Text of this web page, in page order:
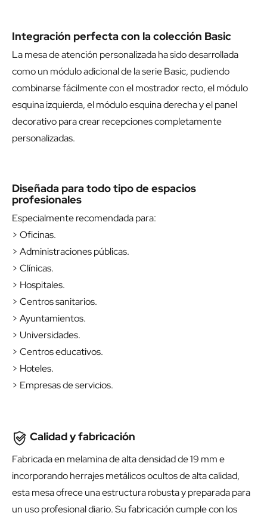
Integración perfecta con la colección Basic
La mesa de atención personalizada ha sido desarrollada
como un módulo adicional de la serie Basic, pudiendo
combinarse fácilmente con elmostrador recto, elmódulo
esquina izquierda, elmódulo esquina derechay elpanel
decorativopara crear recepciones completamente
personalizadas.
Diseñada para todo tipo de espacios
profesionales
Especialmente recomendada para:
> Oficinas.
> Administraciones públicas.
> Clínicas.
> Hospitales.
> Centros sanitarios.
> Ayuntamientos.
> Universidades.
> Centros educativos.
> Hoteles.
> Empresas de servicios.
Calidad y fabricación
Fabricada en melamina de alta densidad de 19 mm e
incorporando herrajes metálicos ocultos de alta calidad,
esta mesa ofrece una estructura robusta y preparada para
un uso profesional diario. Su fabricación cumple con los